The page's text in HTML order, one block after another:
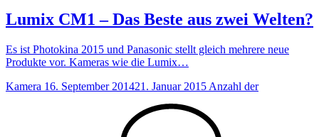
Lumix CM1 – Das Beste aus zwei Welten?
Es ist Photokina 2015 und Panasonic stellt gleich mehrere neue
Produkte vor. Kameras wie die Lumix…
Kamera 16. September 201421. Januar 2015 Anzahl der